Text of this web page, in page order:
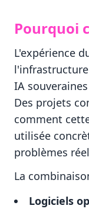
Pourquoi
L'expérience
IA
Des projets
comment
utilisée
problèmes
La
Logiciels